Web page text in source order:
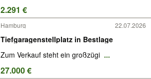
2.291 €
Hamburg 22.07.2026
Tiefgaragenstellplatz in Bestlage
Zum Verkauf steht ein großzügi ...
27.000 €